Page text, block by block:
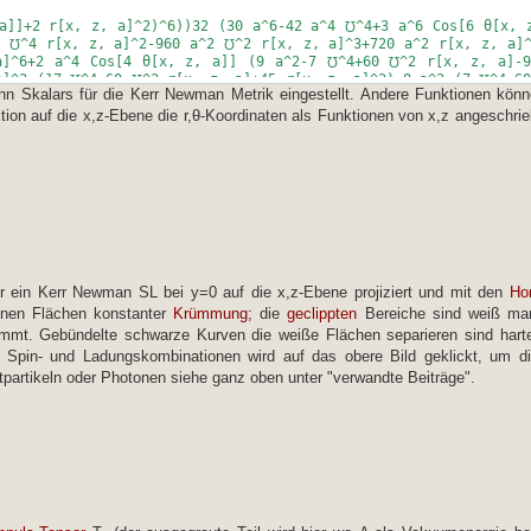
1, n}]]; "T" -> Ť
{i, 1, n}];
{μ, 1, n}, {ν, 1, n}];
1]]]]/Sqrt[1-μ^2 v[τ]^2/c^2]
Tensor"
n}]],
Tensor"
*) )c^4/8/π/G];
1, n}]],
1, n}]]; "T" -> Ť
*)
| Comoving -> Proper ||||||| *)
*)
r[x, z, a]^2)^6))32 (30 a^6-42 a^4 ℧^4+3 a^6 Cos[6 θ[x,
r[x, z, a]^2-960 a^2 ℧^2 r[x, z, a]^3+720 a^2 r[x, z,
a^4 Cos[4 θ[x, z, a]] (9 a^2-7 ℧^4+60 ℧^2 r[x, z, a]-
(17 ℧^4-60 ℧^2 r[x, z, a]+45 r[x, z, a]^2)-8 a^2 (7 ℧^4-
>Automatic, Contours->20, ContourShading-
Skalars für die Kerr Newman Metrik eingestellt. Andere Funktionen
auf die x,z-Ebene die r,θ-Koordinaten als Funktionen von x,z
ein Kerr Newman SL bei y=0 auf die x,z-Ebene projiziert und mit den
Flächen konstanter Krümmung; diegeclippten Bereiche sind weiß
Gebündelte schwarze Kurven die weiße Flächen separieren sind
und Ladungskombinationen wird auf das obere Bild geklickt, um
oder Photonen siehe ganz oben unter "verwandte Beiträge".